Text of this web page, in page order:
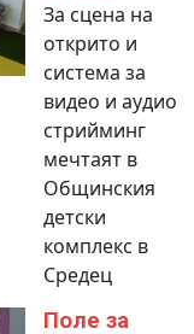
За сцена на
открито и
система за
видео и аудио
стрийминг
мечтаят в
Общинския
детски
комплекс в
Средец
Поле за